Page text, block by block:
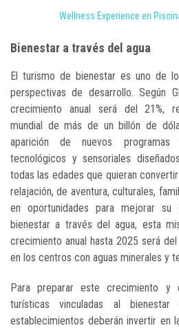
Wellness Experience en
Bienestar a través del agua
El turismo de bienestar es uno de
perspectivas de desarrollo. Según
crecimiento anual será del 21%,
mundial de más de un billón de
aparición de nuevos
tecnológicos y sensoriales
todas las edades que quieran
relajación, de aventura, culturales,
en oportunidades para mejorar su
bienestar a través del agua, esta
crecimiento anual hasta 2025 será
en los centros con aguas minerales y
Para preparar este crecimiento y
turísticas vinculadas al
establecimientos deberán invertir en